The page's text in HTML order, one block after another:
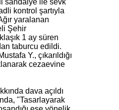
sandalye ile sevk
kontrol şartıyla
yaralanan
Şehir
1 ay süren
taburcu edildi.
Y., çıkarıldığı
cezaevine
dava açıldı
"Tasarlayarak